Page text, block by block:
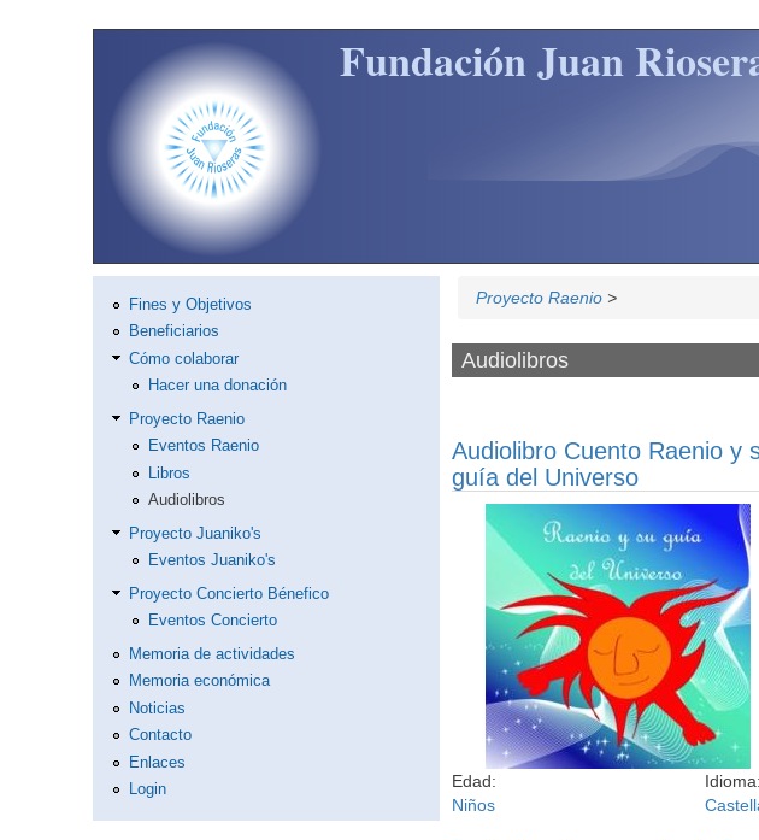
Pasar al contenido principal
Fundación Juan
Proyecto Raenio>
Audiolibros
Audiolibro Cuento Raenio y
guía del Universo
Edad:
Niños
Idioma:
Fines y Objetivos
Beneficiarios
Cómo colaborar
Hacer una donación
Proyecto Raenio
Eventos Raenio
Libros
Audiolibros
Proyecto Juaniko's
Eventos Juaniko's
Proyecto Concierto Bénefico
Eventos Concierto
Memoria de actividades
Memoria económica
Noticias
Contacto
Enlaces
Login